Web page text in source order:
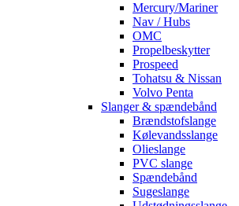
Mercury/Mariner
Nav / Hubs
OMC
Propelbeskytter
Prospeed
Tohatsu & Nissan
Volvo Penta
Slanger & spændebånd
Brændstofslange
Kølevandsslange
Olieslange
PVC slange
Spændebånd
Sugeslange